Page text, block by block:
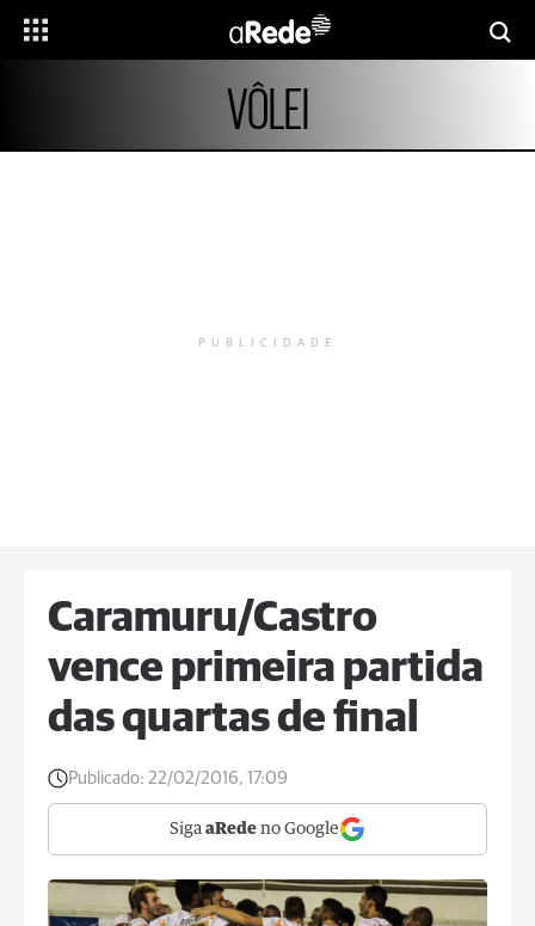
VÔLEI
PUBLICIDADE
Caramuru/Castro
vence primeira partida
das quartas de final
Publicado: 22/02/2016, 17:09
Siga aRede no Google